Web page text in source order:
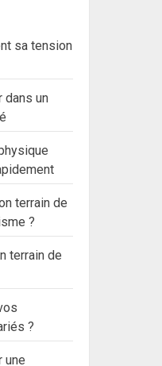
sa tension
dans un
terrain de
?
terrain de
?
une